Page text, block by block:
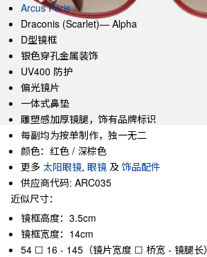
Arcus Paris
Draconis (Scarlet)— Alpha
D型镜框
银色穿孔金属装饰
UV400 防护
偏光镜片
一体式鼻垫
雕塑感加厚镜腿，饰有品牌标识
每副均为按单制作，独一无二
颜色：红色 / 深棕色
更多 太阳眼镜, 眼镜 及 饰品配件
供应商代码: ARC035
近似尺寸：
镜框高度：3.5cm
镜框宽度：14cm
54 ☐ 16 - 145（镜片宽度 ☐ 桥宽 - 镜腿长）